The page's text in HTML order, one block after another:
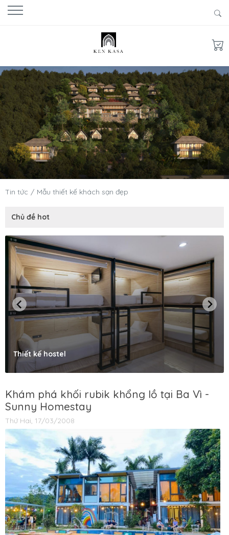
Tin tức Mẫu thiết kế khách sạn đẹp
Chủ đề hot
Thiết kế hostel
Khám phá khối rubik khổng lồ tại Ba Vì -
Sunny Homestay
Thứ Hai, 17/03/2008